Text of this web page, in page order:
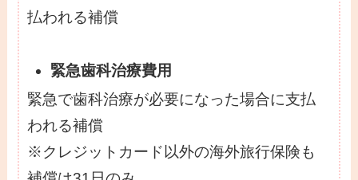
払われる補償
緊急歯科治療費用
緊急で歯科治療が必要になった場合に支払
われる補償
※クレジットカード以外の海外旅行保険も